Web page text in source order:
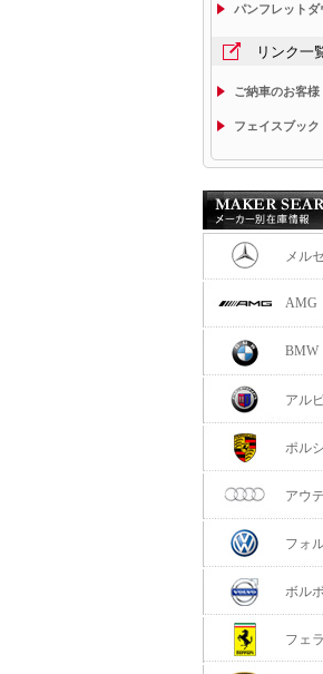
パンフレットダ
リンク一
ご納車のお客様
フェイスブック
メル
AMG
BMW
アル
ポル
アウ
フォ
ボルボ
フェ